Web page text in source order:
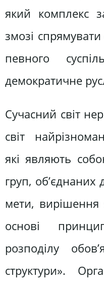
який комплекс
змозі спрямувати
певного
демократичне
Сучасний світ
світ
які являють
груп, об’єднаних
мети, вирішення
основі
розподілу
структури».